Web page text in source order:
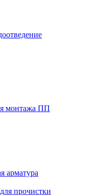
монтажа ПП
арматура
прочистки